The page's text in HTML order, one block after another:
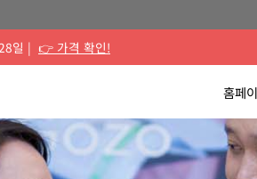
일 | 👉 가격 확인!
홈페